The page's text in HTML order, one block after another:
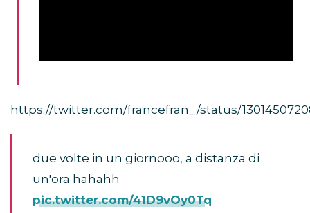
https://twitter.com/francefran_/status/
due volte in un giornooo, a distanza di
un'ora hahahh
pic.twitter.com/41D9vOy0Tq